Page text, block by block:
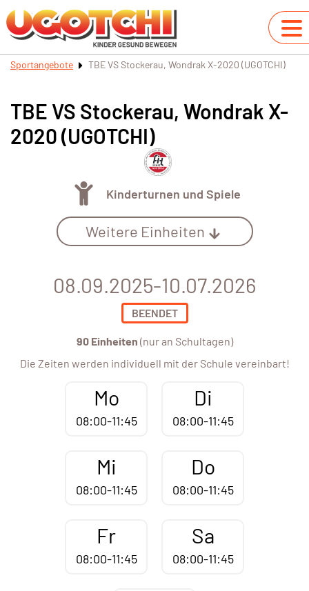
Sportangebote TBE VS Stockerau, Wondrak X-2020 (UGOTCHI)
TBE VS Stockerau, Wondrak X-
2020 (UGOTCHI)
Kinderturnen und Spiele
Weitere Einheiten
08.09.2025-10.07.2026
BEENDET
90 Einheiten (nur an Schultagen)
Die Zeiten werden individuell mit der Schule vereinbart!
Mo
08:00-11:45
Di
08:00-11:45
Mi
08:00-11:45
Do
08:00-11:45
Fr
08:00-11:45
Sa
08:00-11:45